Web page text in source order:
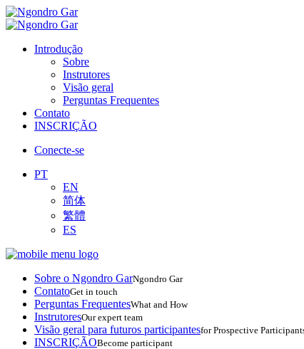
Introdução
Sobre
Instrutores
Visão geral
Perguntas Frequentes
Contato
INSCRIÇÃO
Conecte-se
PT
EN
简体
繁體
ES
Sobre o Ngondro GarNgondro Gar
ContatoGet in touch
Perguntas FrequentesWhat and How
InstrutoresOur expert team
Visão geral para futuros participantesfor Prospective
INSCRIÇÃOBecome participant